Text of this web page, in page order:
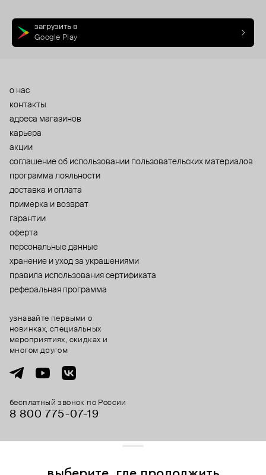
загрузить в
Google Play
о нас
контакты
адреса магазинов
карьера
акции
cоглашение об использовании пользовательских материалов
программа лояльности
доставка и оплата
примерка и возврат
гарантии
оферта
персональные данные
хранение и уход за украшениями
правила использования сертификата
реферальная программа
бесплатный звонок по России
8 800 775⁠-07⁠-19
узнавайте первыми о
новинках, специальных
мероприятиях, скидках и
многом другом